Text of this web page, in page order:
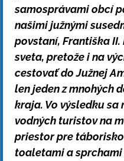
samosprávami obcí
našimi južnými
povstaní, Františka
sveta, pretože i na
cestovať do Južnej
len jeden z mnohých
kraja. Vo výsledku
vodných turistov na
priestor pre
toaletami a sprchami